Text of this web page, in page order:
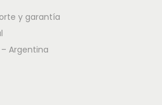
y garantía
– Argentina